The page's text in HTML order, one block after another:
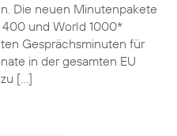
Die neuen Minutenpakete
und World 1000*
Gesprächsminuten für
in der gesamten EU
[…]